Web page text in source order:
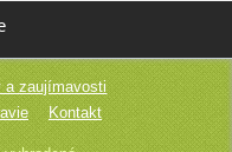
a zaujímavosti
Kontakt